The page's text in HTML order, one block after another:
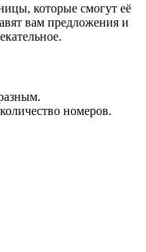
которые смогут её
вам предложения и
номеров.